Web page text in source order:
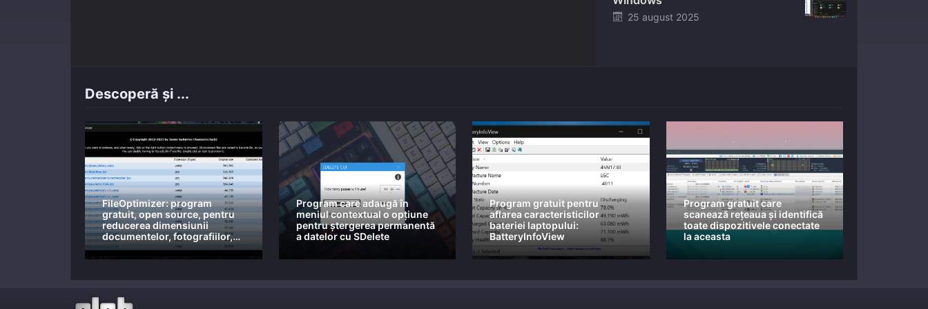
Posted
25 august 2025
Descoperă și ...
FileOptimizer: program
gratuit, open source, pentru
reducerea dimensiunii
documentelor, fotografiilor,
etc
Program care adaugă în
meniul contextual o opțiune
pentru ștergerea permanentă
a datelor cu SDelete
Program gratuit pentru
aflarea caracteristicilor
bateriei laptopului:
BatteryInfoView
Program gratuit care
scanează rețeaua și identifică
toate dispozitivele conectate
la aceasta